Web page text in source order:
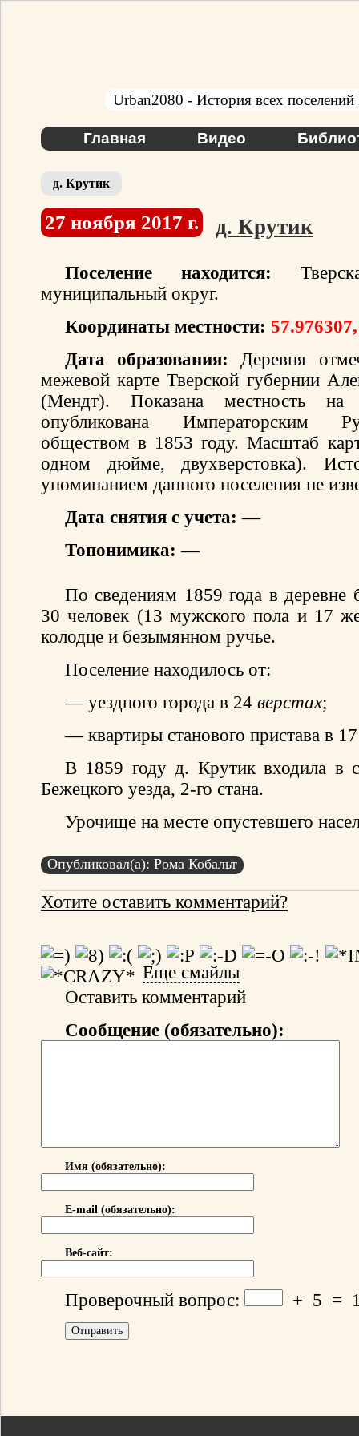
Urban2080 - История всех поселений
Главная Видео
д. Крутик
27 ноября 2017 г. д. Крутик
Поселение находится:
муниципальный округ.
Координаты местности:
Дата образования: Деревня
межевой карте Тверской губернии
(Мендт). Показана местность
опубликована Императорским
обществом в 1853 году. Масштаб
одном дюйме, двухверстовка).
упоминанием данного поселения не
Дата снятия с учета: —
Топонимика: —
По сведениям 1859 года в
30 человек (13 мужского пола и 17
колодце и безымянном ручье.
Поселение находилось от:
— уездного города в 24 верстах;
— квартиры станового пристава в
В 1859 году д. Крутик входила в
Бежецкого уезда, 2-го стана.
Урочище на месте опустевшего
Опубликовал(а): Рома Кобальт
Хотите оставить комментарий?
Еще смайлы
Оставить комментарий
Сообщение (обязательно):
Имя (обязательно):
E-mail (обязательно):
Веб-сайт:
Проверочный вопрос: + 5 =